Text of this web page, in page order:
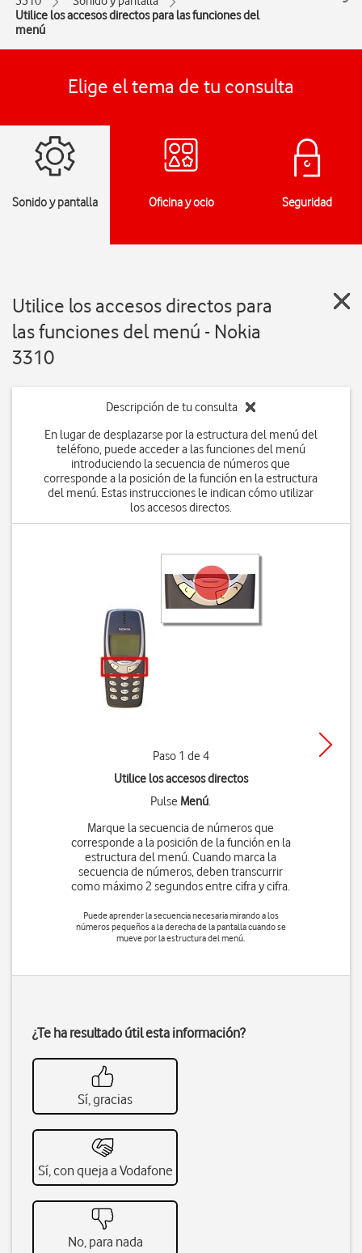
Utilice los accesos directos para las funciones del
menú
Elige el tema de tu consulta
Sonido y pantalla Oficina y ocio Seguridad
Utilice los accesos directos para
las funciones del menú - Nokia
3310
Descripción de tu consulta
En lugar de desplazarse por la estructura del menú del
teléfono, puede acceder a las funciones del menú
introduciendo la secuencia de números que
corresponde a la posición de la función en la estructura
del menú. Estas instrucciones le indican cómo utilizar
los accesos directos.
Paso 1 de 4
Utilice los accesos directos
Pulse Menú.
Marque la secuencia de números que
corresponde a la posición de la función en la
estructura del menú. Cuando marca la
secuencia de números, deben transcurrir
como máximo 2 segundos entre cifra y cifra.
Puede aprender la secuencia necesaria mirando a los
números pequeños a la derecha de la pantalla cuando se
mueve por la estructura del menú.
¿Te ha resultado útil esta información?
Sí, gracias
Sí, con queja a Vodafone
No, para nada